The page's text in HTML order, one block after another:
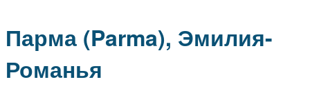
Парма (Parma), Эмилия-
Романья